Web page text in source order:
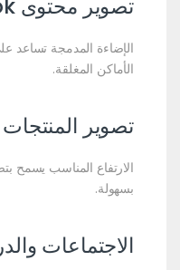
تصوير محتوى TikTok وReels
الإضاءة المدمجة تساعد
الأماكن المغلقة.
تصوير المنتجات
الارتفاع المناسب يسمح
بسهولة.
الاجتماعات